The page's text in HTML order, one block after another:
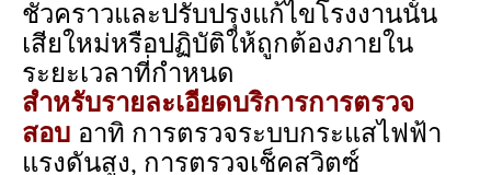
ชั่วคราวและปรับปรุงแก้ไขโรงงานนั้น
เสียใหม่หรือปฏิบัติให้ถูกต้องภายใน
ระยะเวลาที่กำหนด
สำหรับรายละเอียดบริการการตรวจ
สอบ อาทิ การตรวจระบบกระแสไฟฟ้า
แรงดันสูง, การตรวจเช็คสวิตซ์